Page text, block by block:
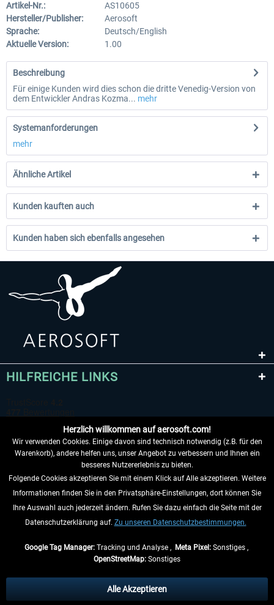
Artikel-Nr.:
AS10605
Hersteller/Publisher:
Aerosoft
Sprache:
Deutsch/English
Aktuelle Version:
1.00
Beschreibung
Für einige Kunden wird dies schon die dritte Venedig-Version von
dem Entwickler Andras Kozma... mehr
Systemanforderungen
mehr
Ähnliche Artikel
Kunden kauften auch
Kunden haben sich ebenfalls angesehen
HILFREICHE LINKS
VERTRAG WIDERRUFEN
INFORMATIONEN
anders beschrieben.
** Gilt für Lieferungen innerhalb Deutschlands, Lieferzeiten für andere Länder
Herzlich willkommen auf aerosoft.com!
Wir verwenden Cookies. Einige davon sind technisch notwendig (z.B. für den
Warenkorb), andere helfen uns, unser Angebot zu verbessern und Ihnen ein
besseres Nutzererlebnis zu bieten.
Folgende Cookies akzeptieren Sie mit einem Klick auf Alle akzeptieren. Weitere
Informationen finden Sie in den Privatsphäre-Einstellungen, dort können Sie
Ihre Auswahl auch jederzeit ändern. Rufen Sie dazu einfach die Seite mit der
Datenschutzerklärung auf. Zu unseren Datenschutzbestimmungen.
Google Tag Manager:Tracking und Analyse , Meta Pixel:Sonstiges ,
OpenStreetMap: Sonstiges
Alle Akzeptieren